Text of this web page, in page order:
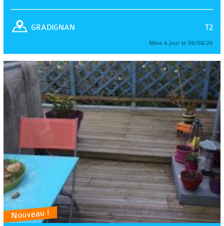
T2
GRADIGNAN
Mise à jour le 06/08/26
Nouveau !